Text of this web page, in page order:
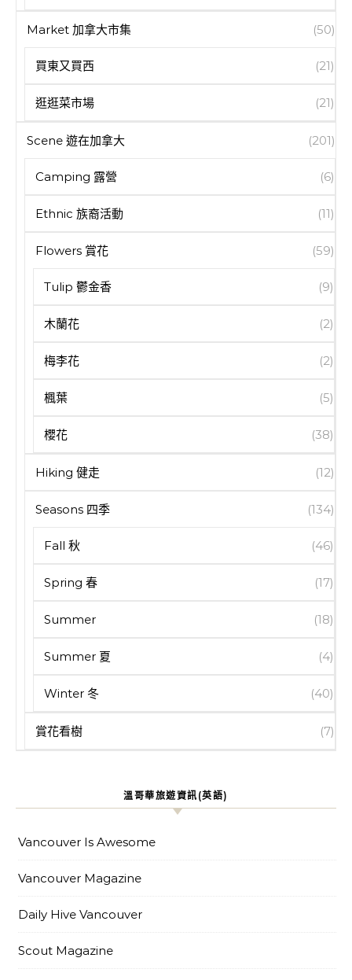
Market 加拿大市集 (50)
買東又買西 (21)
逛逛菜市場 (21)
Scene 遊在加拿大 (201)
Camping 露營 (6)
Ethnic 族裔活動 (11)
Flowers 賞花 (59)
Tulip 鬱金香 (9)
木蘭花 (2)
梅李花 (2)
楓葉 (5)
櫻花 (38)
Hiking 健走 (12)
Seasons 四季 (134)
Fall 秋 (46)
Spring 春 (17)
Summer (18)
Summer 夏 (4)
Winter 冬 (40)
賞花看樹 (7)
溫哥華旅遊資訊(英語)
Vancouver Is Awesome
Vancouver Magazine
Daily Hive Vancouver
Scout Magazine